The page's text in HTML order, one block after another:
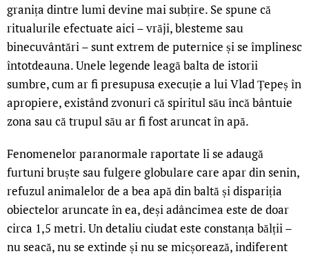
granița dintre lumi devine mai subțire. Se spune că
ritualurile efectuate aici – vrăji, blesteme sau
binecuvântări – sunt extrem de puternice și se împlinesc
întotdeauna. Unele legende leagă balta de istorii
sumbre, cum ar fi presupusa execuție a lui Vlad Țepeș în
apropiere, existând zvonuri că spiritul său încă bântuie
zona sau că trupul său ar fi fost aruncat în apă.
Fenomenelor paranormale raportate li se adaugă
furtuni bruște sau fulgere globulare care apar din senin,
refuzul animalelor de a bea apă din baltă și dispariția
obiectelor aruncate în ea, deși adâncimea este de doar
circa 1,5 metri. Un detaliu ciudat este constanța bălții –
nu seacă, nu se extinde și nu se micșorează, indiferent